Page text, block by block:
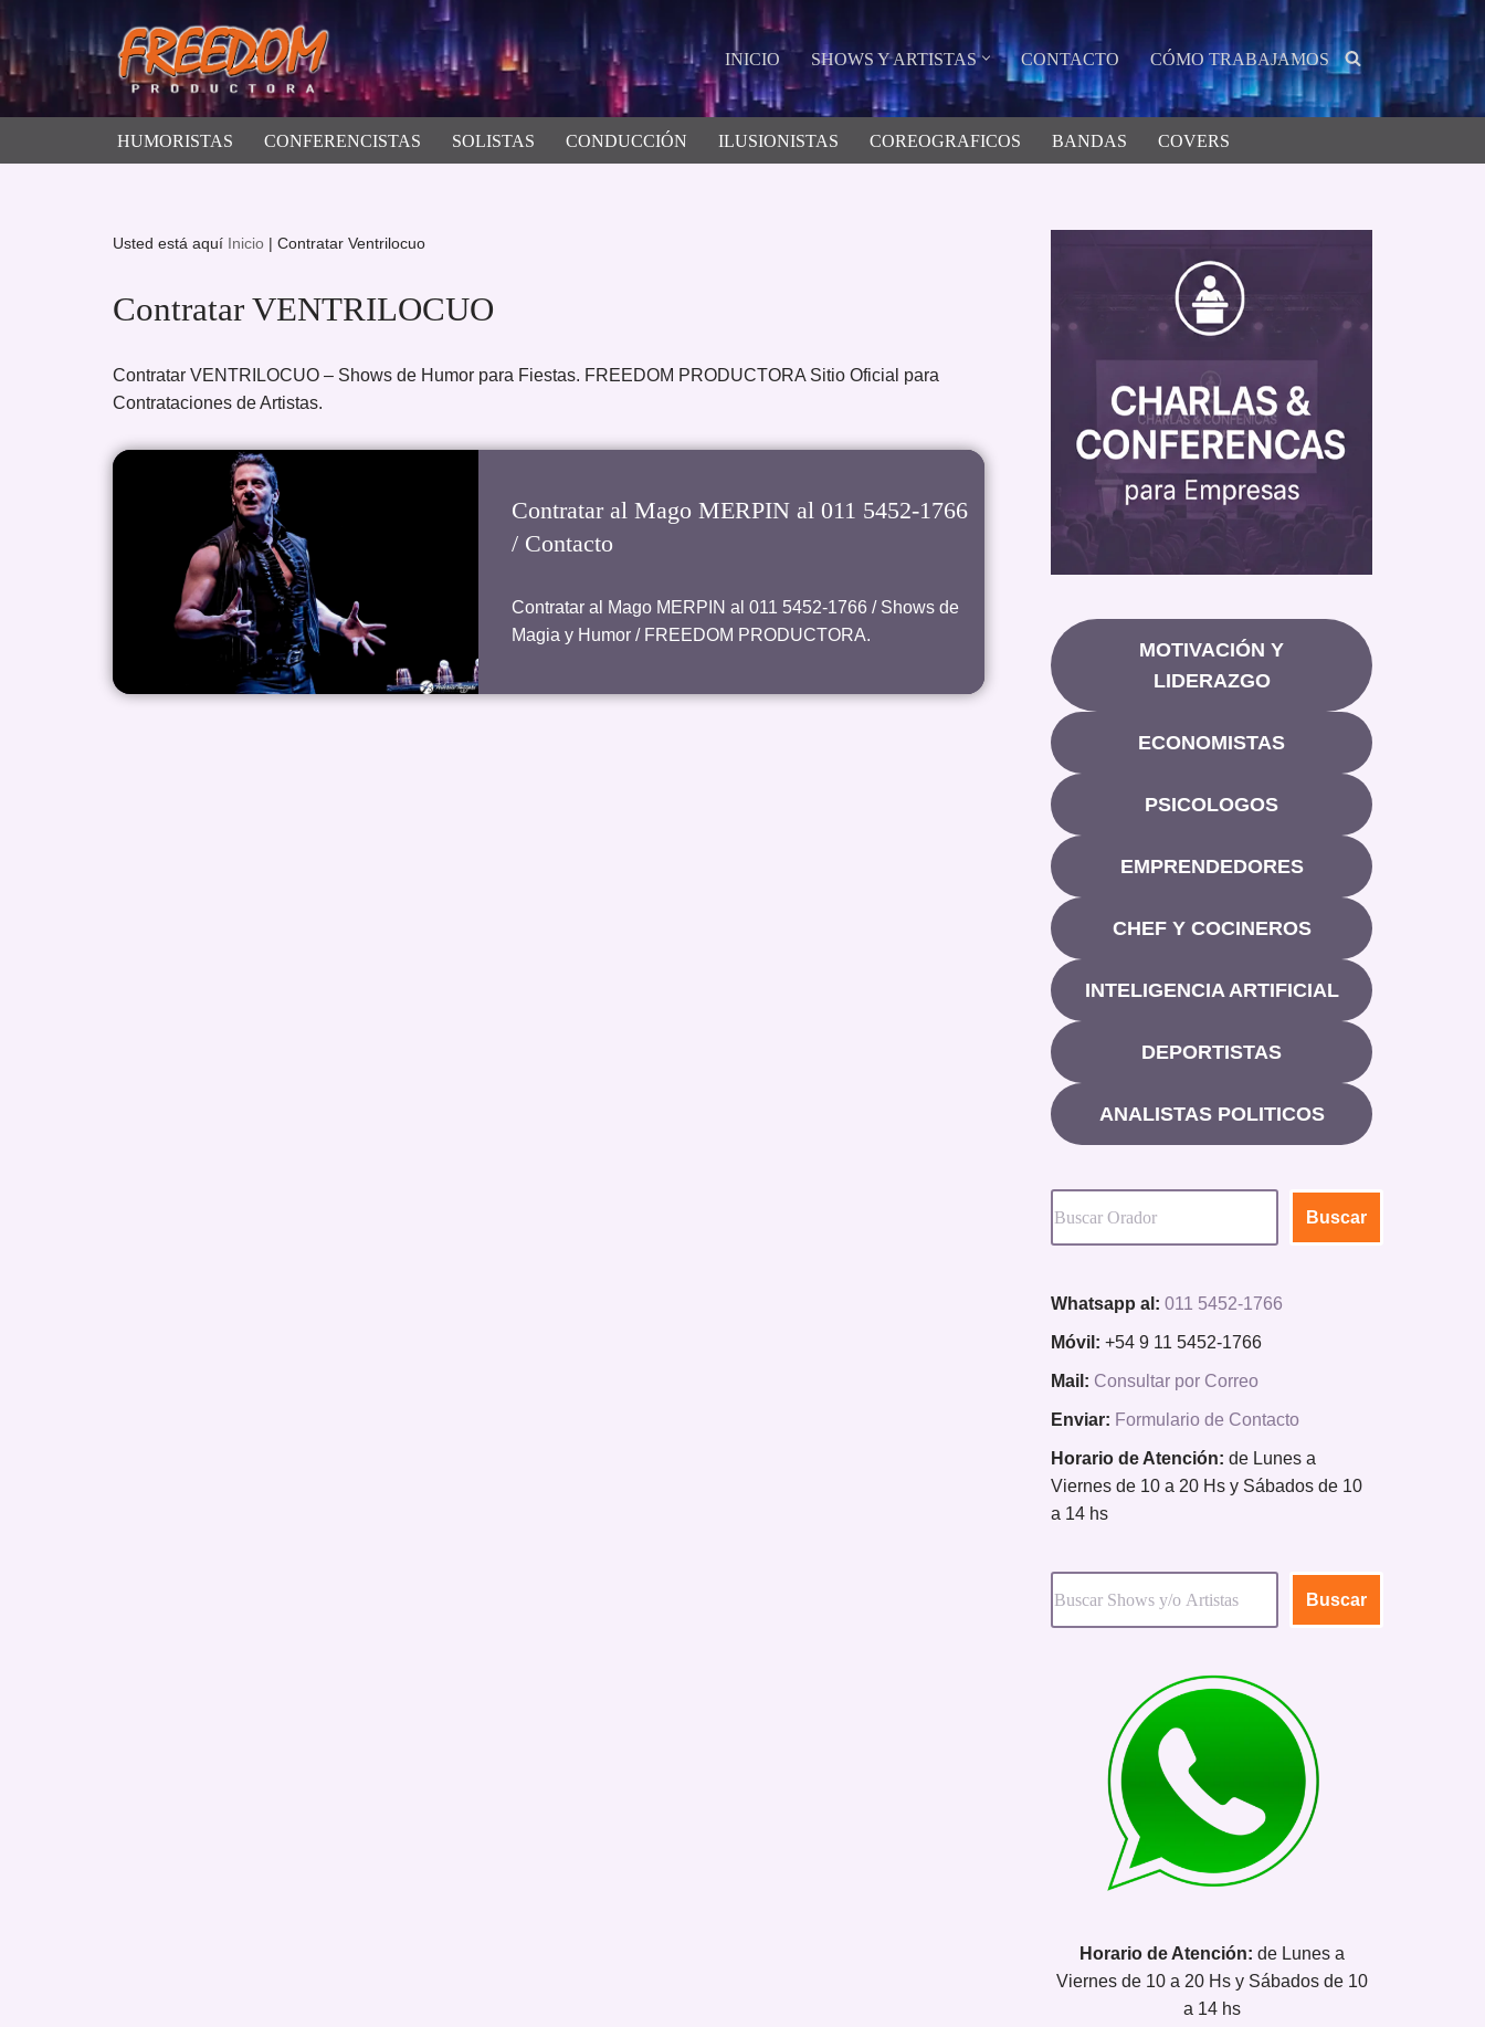
Saltar
contenido
INICIO SHOWS Y ARTISTAS CONTACTO CÓMO TRABAJAMOS
HUMORISTAS CONFERENCISTAS SOLISTAS CONDUCCIÓN ILUSIONISTAS COREOGRAFICOS BANDAS COVERS
Usted está aquí Inicio | Contratar Ventrilocuo
Contratar VENTRILOCUO
Contratar VENTRILOCUO – Shows de Humor para Fiestas. FREEDOM PRODUCTORA Sitio Oficial para
Contrataciones de Artistas.
Contratar al Mago MERPIN al 011 5452-1766
/ Contacto
Contratar al Mago MERPIN al 011 5452-1766 / Shows de
Magia y Humor / FREEDOM PRODUCTORA.
MOTIVACIÓN Y
LIDERAZGO
ECONOMISTAS
PSICOLOGOS
EMPRENDEDORES
CHEF Y COCINEROS
INTELIGENCIA ARTIFICIAL
DEPORTISTAS
ANALISTAS POLITICOS
Buscar
Whatsapp al: 011 5452-1766
Móvil: +54 9 11 5452-1766
Mail: Consultar por Correo
Enviar: Formulario de Contacto
Horario de Atención: de Lunes a
Viernes de 10 a 20 Hs y Sábados de 10
a 14 hs
Buscar
Horario de Atención: de Lunes a
Viernes de 10 a 20 Hs y Sábados de 10
a 14 hs